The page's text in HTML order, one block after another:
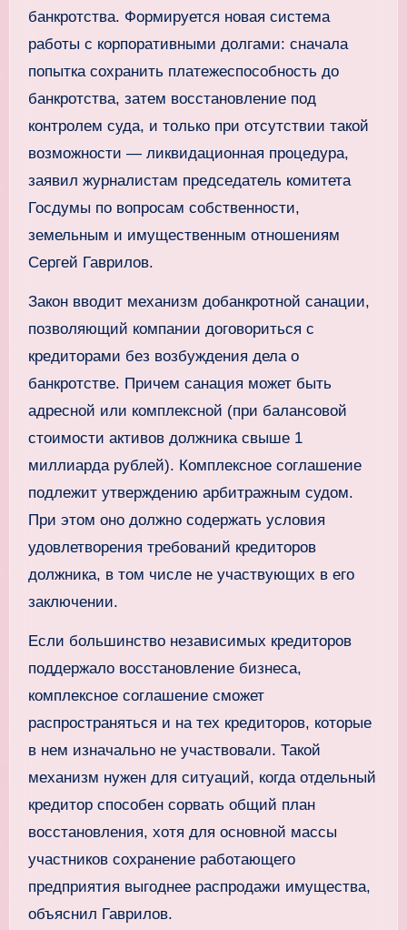
банкротства. Формируется новая система
работы с корпоративными долгами: сначала
попытка сохранить платежеспособность до
банкротства, затем восстановление под
контролем суда, и только при отсутствии такой
возможности — ликвидационная процедура,
заявил журналистам председатель комитета
Госдумы по вопросам собственности,
земельным и имущественным отношениям
Сергей Гаврилов.
Закон вводит механизм добанкротной санации,
позволяющий компании договориться с
кредиторами без возбуждения дела о
банкротстве. Причем санация может быть
адресной или комплексной (при балансовой
стоимости активов должника свыше 1
миллиарда рублей). Комплексное соглашение
подлежит утверждению арбитражным судом.
При этом оно должно содержать условия
удовлетворения требований кредиторов
должника, в том числе не участвующих в его
заключении.
Если большинство независимых кредиторов
поддержало восстановление бизнеса,
комплексное соглашение сможет
распространяться и на тех кредиторов, которые
в нем изначально не участвовали. Такой
механизм нужен для ситуаций, когда отдельный
кредитор способен сорвать общий план
восстановления, хотя для основной массы
участников сохранение работающего
предприятия выгоднее распродажи имущества,
объяснил Гаврилов.